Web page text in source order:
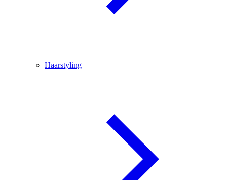
Haarstyling